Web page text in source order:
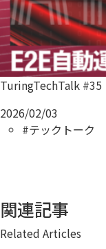
TuringTechTalk #35
2026/02/03
#テックトーク
関連記事
Related Articles